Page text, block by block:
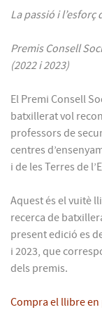
La passió i
Premis Consell
(2022 i 2023)
El Premi Consell
batxillerat vol
professors de
centres
i de les Terres de
Aquest és el vuitè
recerca de
present edició es
i 2023, que
dels premis.
Compra el llibre en